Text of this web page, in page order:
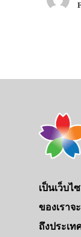
เป็นเว็บ
ของเราจ
ถึงประเ